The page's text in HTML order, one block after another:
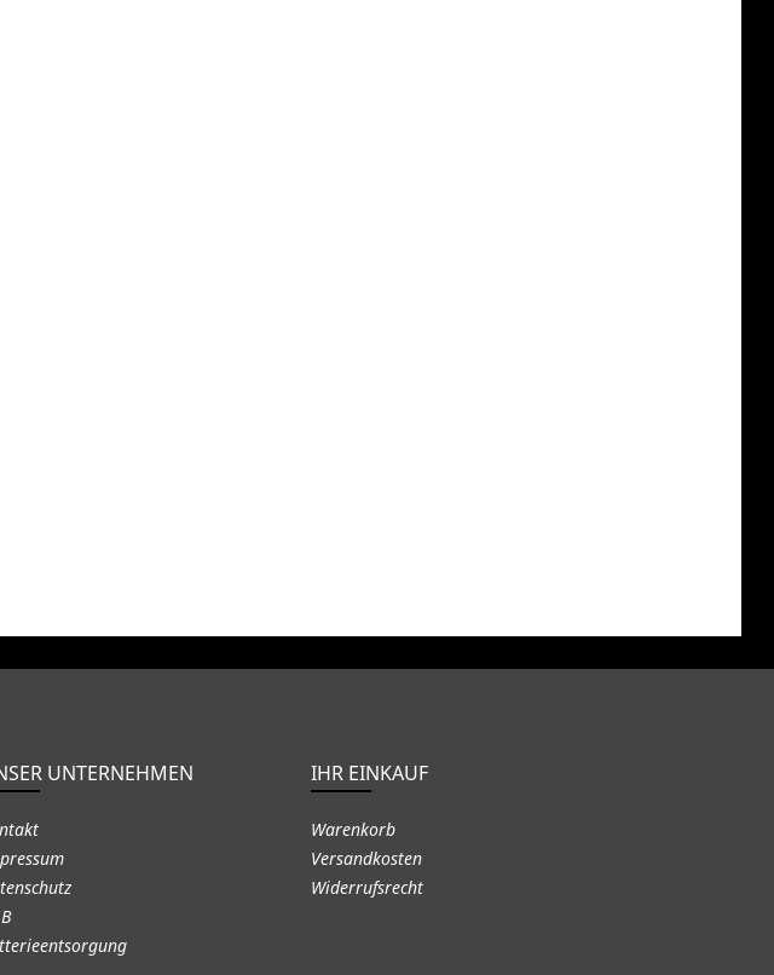
UNTERNEHMEN IHR EINKAUF
Warenkorb
Versandkosten
Widerrufsrecht